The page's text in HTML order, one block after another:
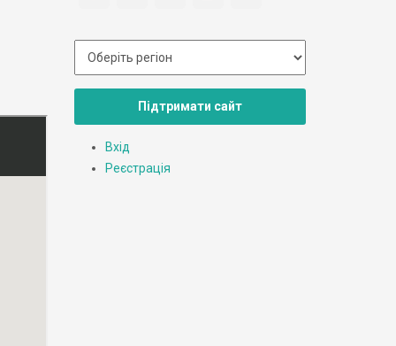
Підтримати сайт
Вхід
Реєстрація